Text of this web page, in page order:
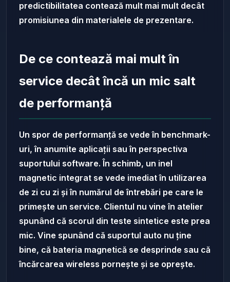
predictibilitatea contează mult mai mult decât
promisiunea din materialele de prezentare.
De ce contează mai mult în
service decât încă un mic salt
de performanță
Un spor de performanță se vede în benchmark-
uri, în anumite aplicații sau în perspectiva
suportului software. În schimb, un inel
magnetic integrat se vede imediat în utilizarea
de zi cu zi și în numărul de întrebări pe care le
primește un service. Clientul nu vine în atelier
spunând că scorul din teste sintetice este prea
mic. Vine spunând că suportul auto nu ține
bine, că bateria magnetică se desprinde sau că
încărcarea wireless pornește și se oprește.